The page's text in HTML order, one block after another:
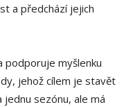
a předchází jejich
podporuje myšlenku
jehož cílem je stavět
sezónu, ale má